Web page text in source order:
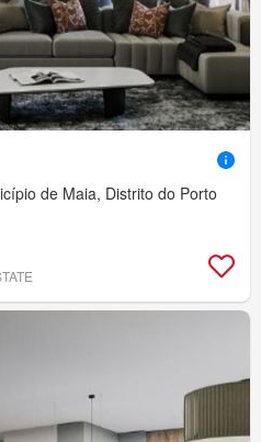
de Maia, Distrito do Porto